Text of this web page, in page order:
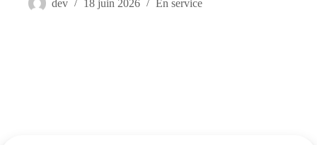
dev 18 juin 2026 En service